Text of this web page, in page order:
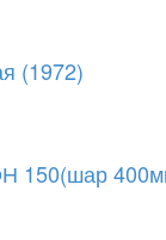
(1972)
150(шар